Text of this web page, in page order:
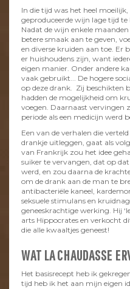
In die tijd was het heel
geproduceerde wijn lage tijd
Nadat de wijn enkele
betere smaak aan te geven,
en diverse kruiden aan toe. Er
er huishoudens zijn, want
eigen manier. Onder andere
vaak gebruikt... De hogere
op deze drank. Zij beschikten
hadden de mogelijkheid om
voegen. Daarnaast vervingen
periode als een medicijn werd
Een van de verhalen die
drankje uitleggen, gaat als
van Frankrijk zou het idee
suiker te vervangen, dat op
werd, en zou daarna de
om de drank aan de man te
antibacteriële kaneel,
seksuele stimulans en
geneeskrachtige werking. Hij
arts Hippocrates en verkocht
die alle kwaaltjes geneest!
WAT LA CHAUDASSE
Het basisrecept heb ik
tijd heb ik het aan mijn eigen